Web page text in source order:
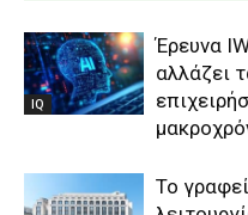
IQ
Έρευνα
αλλάζει
Το